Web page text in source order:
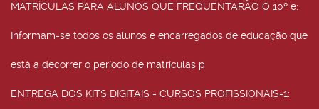
MATRÍCULAS PARA ALUNOS QUE FREQUENTARÃO O 10º e:
Informam-se todos os alunos e encarregados de educação que
está a decorrer o período de matrículas p
ENTREGA DOS KITS DIGITAIS - CURSOS PROFISSIONAIS-1: